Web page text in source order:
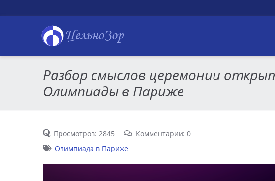
ЦельноЗор
Разбор смыслов церемонии
Олимпиады в Париже
Просмотров: 2845 Комментарии: 0
Олимпиада в Париже